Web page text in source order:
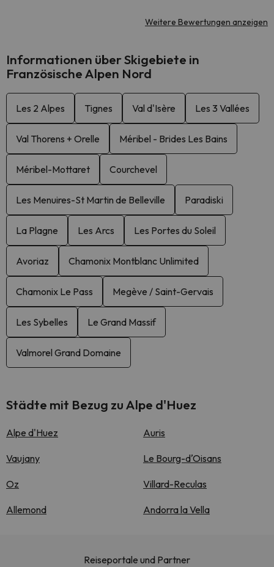
Weitere Bewertungen anzeigen
Informationen über Skigebiete in
Französische Alpen Nord
Les 2 Alpes Tignes Val d'Isère Les 3 Vallées
Val Thorens + Orelle Méribel - Brides Les Bains
Méribel-Mottaret Courchevel
Les Menuires-St Martin de Belleville Paradiski
La Plagne Les Arcs Les Portes du Soleil
Avoriaz Chamonix Montblanc Unlimited
Chamonix Le Pass Megève / Saint-Gervais
Les Sybelles Le Grand Massif
Valmorel Grand Domaine
Städte mit Bezug zu Alpe d'Huez
Alpe d'Huez Auris
Vaujany Le Bourg-dʼOisans
Oz Villard-Reculas
Allemond Andorra la Vella
Reiseportale und Partner